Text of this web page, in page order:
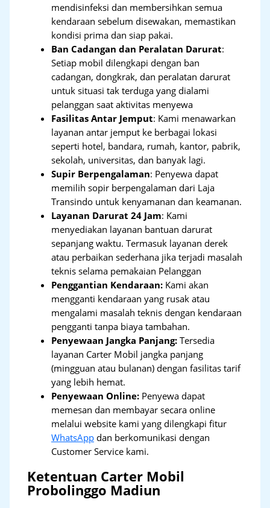
mendisinfeksi dan membersihkan semua
kendaraan sebelum disewakan, memastikan
kondisi prima dan siap pakai.
Ban Cadangan dan Peralatan Darurat:
Setiap mobil dilengkapi dengan ban
cadangan, dongkrak, dan peralatan darurat
untuk situasi tak terduga yang dialami
pelanggan saat aktivitas menyewa
Fasilitas Antar Jemput: Kami menawarkan
layanan antar jemput ke berbagai lokasi
seperti hotel, bandara, rumah, kantor, pabrik,
sekolah, universitas, dan banyak lagi.
Supir Berpengalaman: Penyewa dapat
memilih sopir berpengalaman dari Laja
Transindo untuk kenyamanan dan keamanan.
Layanan Darurat 24 Jam: Kami
menyediakan layanan bantuan darurat
sepanjang waktu. Termasuk layanan derek
atau perbaikan sederhana jika terjadi masalah
teknis selama pemakaian Pelanggan
Penggantian Kendaraan: Kami akan
mengganti kendaraan yang rusak atau
mengalami masalah teknis dengan kendaraan
pengganti tanpa biaya tambahan.
Penyewaan Jangka Panjang: Tersedia
layanan Carter Mobil jangka panjang
(mingguan atau bulanan) dengan fasilitas tarif
yang lebih hemat.
Penyewaan Online: Penyewa dapat
memesan dan membayar secara online
melalui website kami yang dilengkapi fitur
WhatsApp dan berkomunikasi dengan
Customer Service kami.
Ketentuan Carter Mobil
Probolinggo Madiun